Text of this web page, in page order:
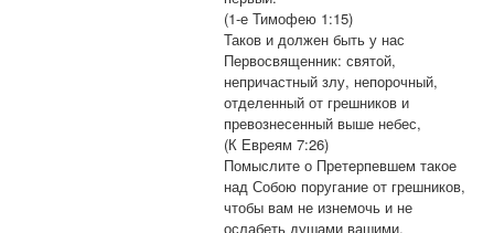
(1-е Тимофею 1:15)
Таков и должен быть у нас
Первосвященник: святой,
непричастный злу, непорочный,
отделенный от грешников и
превознесенный выше небес,
(К Евреям 7:26)
Помыслите о Претерпевшем такое
над Собою поругание от грешников,
чтобы вам не изнемочь и не
ослабеть душами вашими.